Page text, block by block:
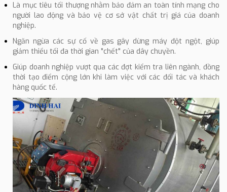
Là mục tiêu tối thượng nhằm bảo đảm an toàn tính mạng cho
người lao động và bảo vệ cơ sở vật chất trị giá của doanh
nghiệp.
Ngăn ngừa các sự cố về gas gây dừng máy đột ngột, giúp
giảm thiểu tối đa thời gian "chết" của dây chuyền.
Giúp doanh nghiệp vượt qua các đợt kiểm tra liên ngành, đồng
thời tạo điểm cộng lớn khi làm việc với các đối tác và khách
hàng quốc tế.